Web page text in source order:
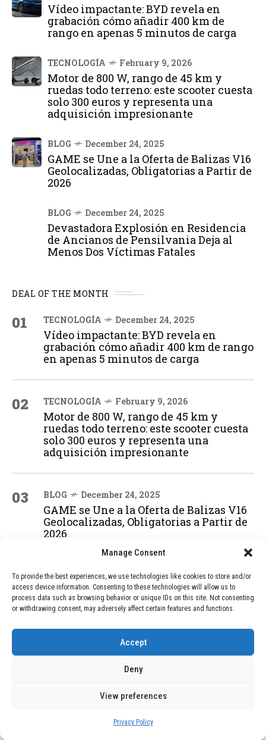
Manage Consent
To provide the best experiences, we use technologies like cookies to store and/or
access device information. Consenting to these technologies will allow us to
process data such as browsing behavior or unique IDs on this site. Not consenting
or withdrawing consent, may adversely affect certain features and functions.
Accept
Deny
View preferences
Privacy Policy
Vídeo impactante: BYD revela en
grabación cómo añadir 400 km de
rango en apenas 5 minutos de carga
TECNOLOGÍA February 9, 2026
Motor de 800 W, rango de 45 km y
ruedas todo terreno: este scooter cuesta
solo 300 euros y representa una
adquisición impresionante
BLOG December 24, 2025
GAME se Une a la Oferta de Balizas V16
Geolocalizadas, Obligatorias a Partir de
2026
BLOG December 24, 2025
Devastadora Explosión en Residencia
de Ancianos de Pensilvania Deja al
Menos Dos Víctimas Fatales
DEAL OF THE MONTH
01 TECNOLOGÍA December 24, 2025
Vídeo impactante: BYD revela en
grabación cómo añadir 400 km de rango
en apenas 5 minutos de carga
02 TECNOLOGÍA February 9, 2026
Motor de 800 W, rango de 45 km y
ruedas todo terreno: este scooter cuesta
solo 300 euros y representa una
adquisición impresionante
03 BLOG December 24, 2025
GAME se Une a la Oferta de Balizas V16
Geolocalizadas, Obligatorias a Partir de
2026
04 BLOG December 24, 2025
Devastadora Explosión en Residencia
de Ancianos de Pensilvania Deja al
Menos Dos Víctimas Fatales